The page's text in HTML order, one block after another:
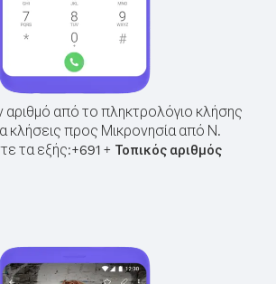
αριθμό από το πληκτρολόγιο κλήσης
κλήσεις προς Μικρονησία από Ν.
τα εξής:+691+ Τοπικός αριθμός